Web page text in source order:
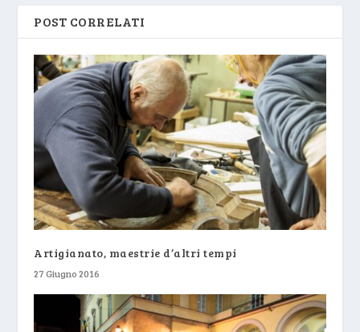
POST CORRELATI
Artigianato, maestrie d’altri tempi
27 Giugno 2016